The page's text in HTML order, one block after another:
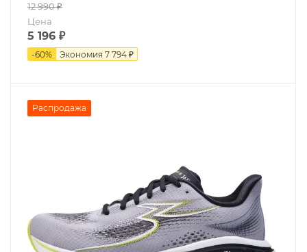
12 990₽
Цена
5 196 ₽
-60% Экономия 7 794 ₽
Распродажа